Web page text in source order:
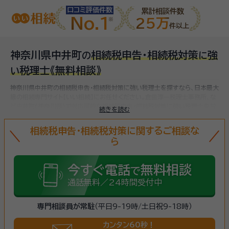
口コミ評価件数
No.1
累計相談件数
25万件以上
神奈川県中井町の相続税申告・相続税対策に強
い税理士《無料相談》
続きを読む
神奈川県中井町の相続税申告・相続税対策に強い税理士を探すなら、日本最大
中井町(神奈川県)で対応可能な相続税申告・相続税対策に強い税理士をお
相続税申告・相続税対策に関するご相談な
ら
今すぐ電話で無料相談
通話無料／24時間受付中
専門相談員が常駐（平日9-19時/土日祝9-18時）
カンタン60秒！